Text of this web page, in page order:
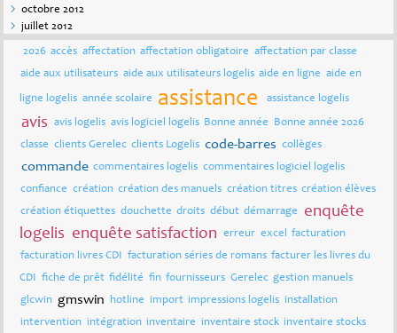
octobre 2012
juillet 2012
2026 accès affectation affectation obligatoire affectation par classe
aide aux utilisateurs aide aux utilisateurs logelis aide en ligne aide en
ligne logelis année scolaire assistance assistance logelis
avis avis logelis avis logiciel logelis Bonne année
Bonne année 2026
classe clients Gerelec clients Logelis code-barres collèges
commande commentaires logelis commentaires logiciel logelis
confiance création création des manuels création titres création élèves
création étiquettes douchette droits début démarrage
enquête
logelis enquête satisfaction erreur excel facturation
facturation livres CDI facturation séries de romans facturer les livres du
CDI fiche de prêt fidélité fin fournisseurs Gerelec gestion manuels
glcwin gmswin hotline import impressions logelis installation
intervention intégration inventaire inventaire stock inventaire stocks